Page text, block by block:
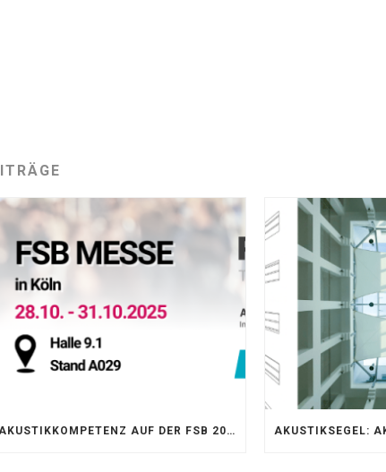
AKUSTIKKOMPETENZ AUF DER FSB 2025 – AKUSTIKELEMENTE FÜR DIE LEBENSRÄUME VON MORGEN